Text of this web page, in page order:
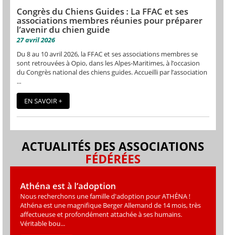
Congrès du Chiens Guides : La FFAC et ses
associations membres réunies pour préparer
l’avenir du chien guide
27 avril 2026
Du 8 au 10 avril 2026, la FFAC et ses associations membres se
sont retrouvées à Opio, dans les Alpes-Maritimes, à l’occasion
du Congrès national des chiens guides. Accueilli par l’association
...
EN SAVOIR +
ACTUALITÉS DES ASSOCIATIONS
FÉDÉRÉES
Athéna est à l’adoption
Nous recherchons une famille d'adoption pour ATHÉNA !
Athéna est une magniﬁque Berger Allemand de 14 mois, très
affectueuse et profondément attachée à ses humains.
Véritable bou...